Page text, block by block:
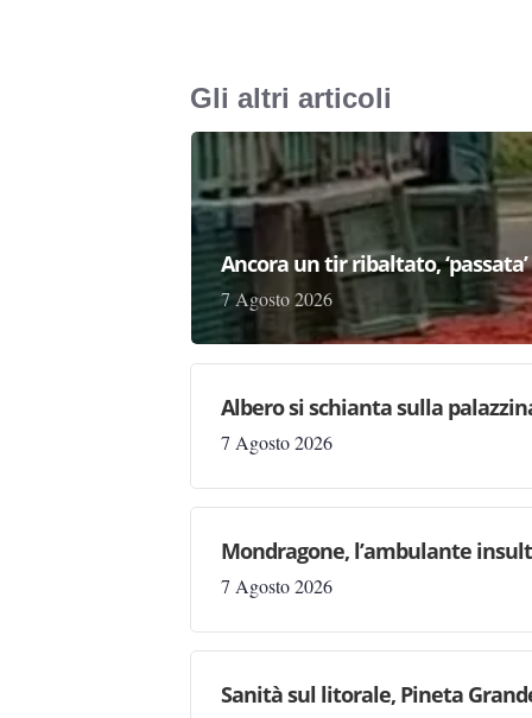
Gli altri articoli
Ancora un tir ribaltato,
7 Agosto 2026
Albero si schianta sulla
7 Agosto 2026
Mondragone, l’ambulante
7 Agosto 2026
Sanità sul litorale, Pineta